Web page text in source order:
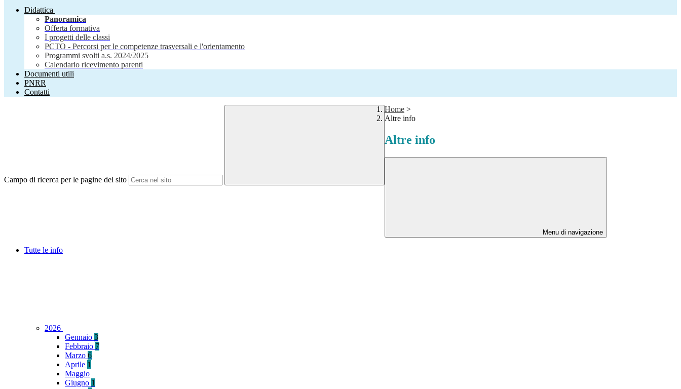
Didattica
Panoramica
Offerta formativa
I progetti delle classi
PCTO - Percorsi per le competenze trasversali e l'orientamento
Programmi svolti a.s. 2024/2025
Calendario ricevimento parenti
Documenti utili
PNRR
Contatti
Campo di ricerca per le pagine del sito
Home >
Altre info
Altre info
Menu di navigazione
Tutte le info
2026
Gennaio 3
Febbraio 7
Marzo 6
Aprile 1
Maggio
Giugno 1